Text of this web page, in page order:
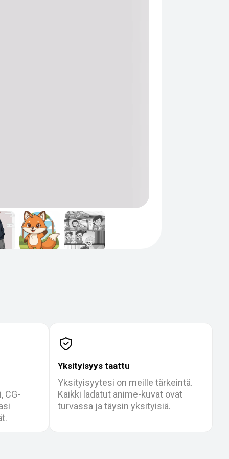
CG-
Yksityisyys taattu
Yksityisyytesi on meille tärkeintä.
Kaikki ladatut anime-kuvat ovat
turvassa ja täysin yksityisiä.